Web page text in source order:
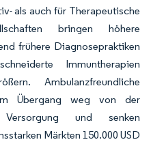
als auch für Therapeutische
bringen höhere
frühere Diagnosepraktiken
Immuntherapien
Ambulanzfreundliche
Übergang weg von der
Versorgung und senken
Märkten 150.000 USD